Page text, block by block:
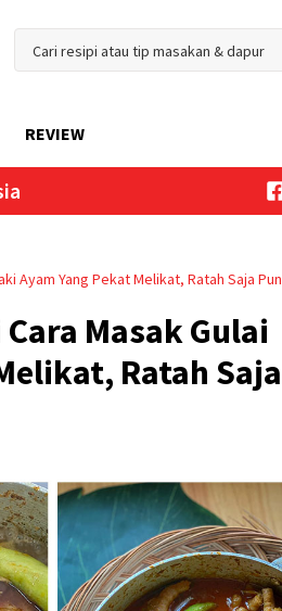
REVIEW
Ayam Yang Pekat Melikat, Ratah Saja Pun
Masak Gulai
Ratah Saja